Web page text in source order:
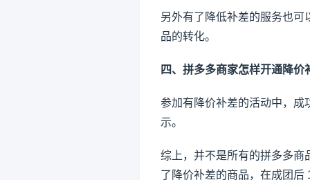
另外有了降低补差的服务也
品的转化。
四、拼多多商家怎样开通降价
参加有降价补差的活动中，成
示。
综上，并不是所有的拼多多商
了降价补差的商品，在成团